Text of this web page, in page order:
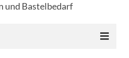
und Bastelbedarf